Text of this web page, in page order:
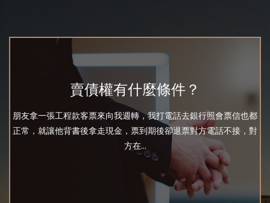
賣債權有什麼條件？
朋友拿一張工程款客票來向我週轉，我打電話去銀行照會票信也都
正常，就讓他背書後拿走現金，票到期後卻退票對方電話不接，對
方在...